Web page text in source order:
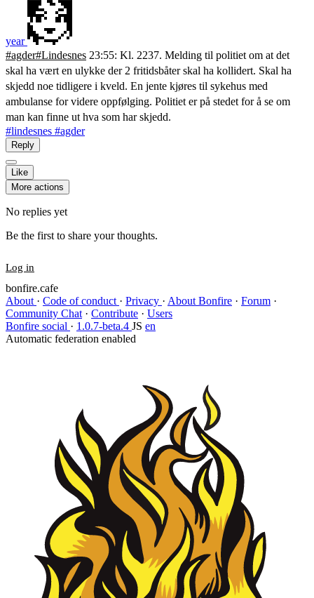
year
#agder#Lindesnes 23:55: Kl. 2237. Melding til politiet om at det
skal ha vært en ulykke der 2 fritidsbåter skal ha kollidert. Skal ha
skjedd noe tidligere i kveld. En jente kjøres til sykehus med
ambulanse for videre oppfølging. Politiet er på stedet for å se om
man kan finne ut hva som har skjedd.
#lindesnes #agder
Reply
Like
More actions
No replies yet
Be the first to share your thoughts.
Log in
bonfire.cafe
About · Code of conduct · Privacy · About Bonfire · Forum ·
Community Chat · Contribute · Users
Bonfire social · 1.0.7-beta.4 JS en
Automatic federation enabled